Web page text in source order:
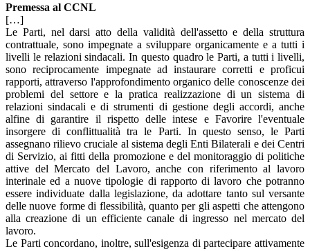
Premessa al CCNL
[…]
Le Parti, nel darsi atto della validità dell'assetto e della struttura
contrattuale, sono impegnate a sviluppare organicamente e a tutti i
livelli le relazioni sindacali. In questo quadro le Parti, a tutti i livelli,
sono reciprocamente impegnate ad instaurare corretti e proficui
rapporti, attraverso l'approfondimento organico delle conoscenze dei
problemi del settore e la pratica realizzazione di un sistema di
relazioni sindacali e di strumenti di gestione degli accordi, anche
alfine di garantire il rispetto delle intese e Favorire l'eventuale
insorgere di conflittualità tra le Parti. In questo senso, le Parti
assegnano rilievo cruciale al sistema degli Enti Bilaterali e dei Centri
di Servizio, ai fitti della promozione e del monitoraggio di politiche
attive del Mercato del Lavoro, anche con riferimento al lavoro
interinale ed a nuove tipologie di rapporto di lavoro che potranno
essere individuate dalla legislazione, da adottare tanto sul versante
delle nuove forme di flessibilità, quanto per gli aspetti che attengono
alla creazione di un efficiente canale di ingresso nel mercato del
lavoro.
Le Parti concordano, inoltre, sull'esigenza di partecipare attivamente